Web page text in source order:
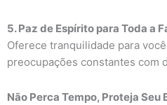
5. Paz de Espírito para Toda a
Oferece tranquilidade para
preocupações constantes com
Não Perca Tempo, Proteja Seu